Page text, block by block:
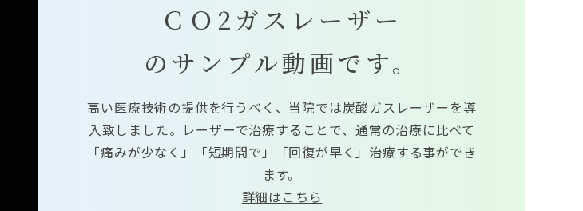
ＣＯ2ガスレーザー
のサンプル動画です。
高い医療技術の提供を行うべく、当院では炭酸ガスレーザーを導
入致しました。レーザーで治療することで、通常の治療に比べて
「痛みが少なく」「短期間で」「回復が早く」治療する事ができ
ます。
詳細はこちら